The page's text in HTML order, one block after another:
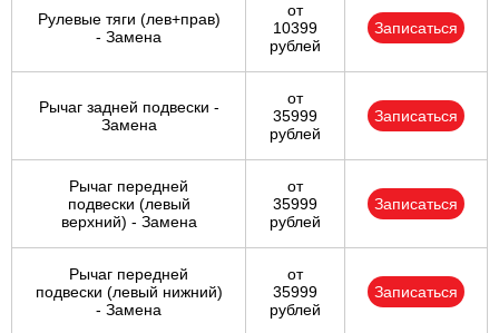
Рулевые тяги (лев+прав)
- Замена
от
10399
рублей
Записаться
Рычаг задней подвески -
Замена
от
35999
рублей
Записаться
Рычаг передней
подвески (левый
верхний) - Замена
от
35999
рублей
Записаться
Рычаг передней
подвески (левый нижний)
- Замена
от
35999
рублей
Записаться